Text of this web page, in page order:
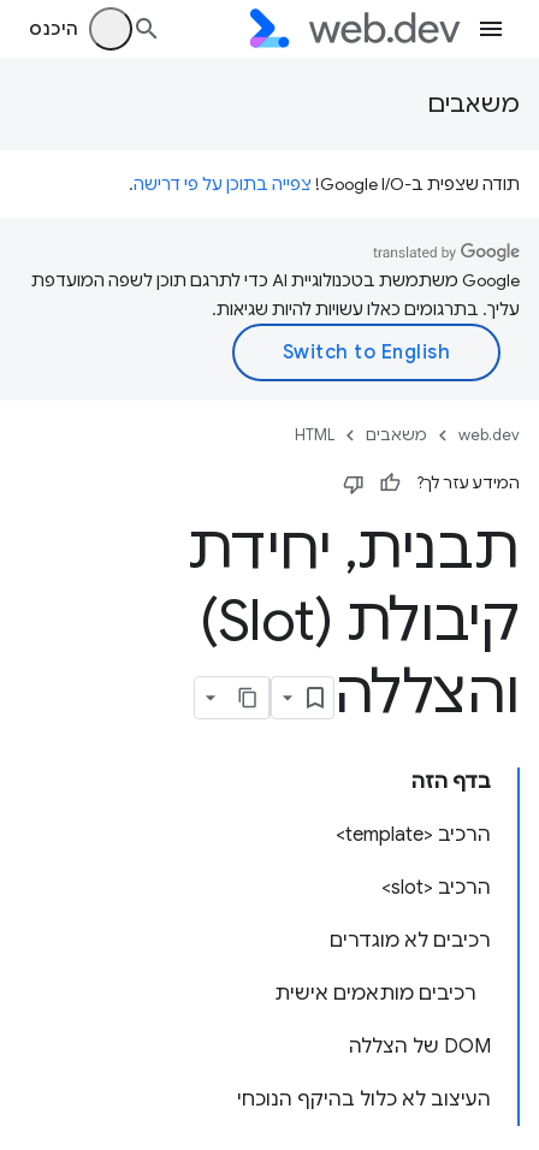
היכנס
משאבים
תודה שצפית ב-Google I/O! צפייה בתוכן על פי דרישה.
‫Google משתמשת בטכנולוגיית AI כדי לתרגם תוכן לשפה המועדפת
עליך. בתרגומים כאלו עשויות להיות שגיאות.
web.dev משאבים HTML
המידע עזר לך?
תבנית, יחידת
קיבולת (Slot)
והצללה
בדף הזה
הרכיב <template>
הרכיב <slot>
רכיבים לא מוגדרים
רכיבים מותאמים אישית
DOM של הצללה
העיצוב לא כלול בהיקף הנוכחי